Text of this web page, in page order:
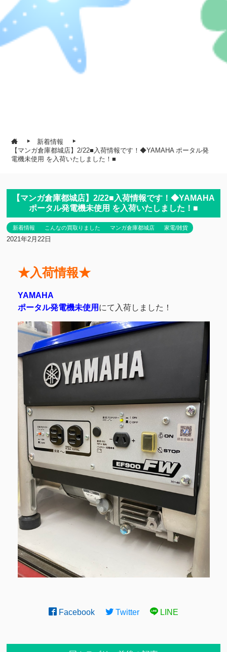
新着情報
【マンガ倉庫都城店】2/22■入荷情報です！◆YAMAHA ポータル発
電機未使用 を入荷いたしました！■
【マンガ倉庫都城店】2/22■入荷情報です！◆YAMAHA
ポータル発電機未使用 を入荷いたしました！■
新着情報 こんなの買取りました マンガ倉庫都城店 家電/雑貨
2021年2月22日
★入荷情報★
YAMAHA
ポータル発電機未使用 にて入荷しました！
Facebook Twitter LINE